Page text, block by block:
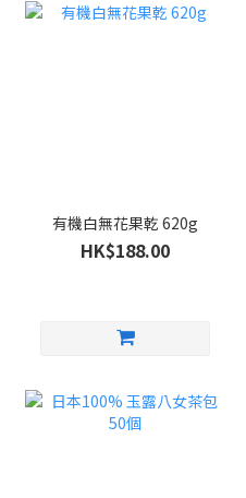
有機白無花果乾 620g
HK$188.00